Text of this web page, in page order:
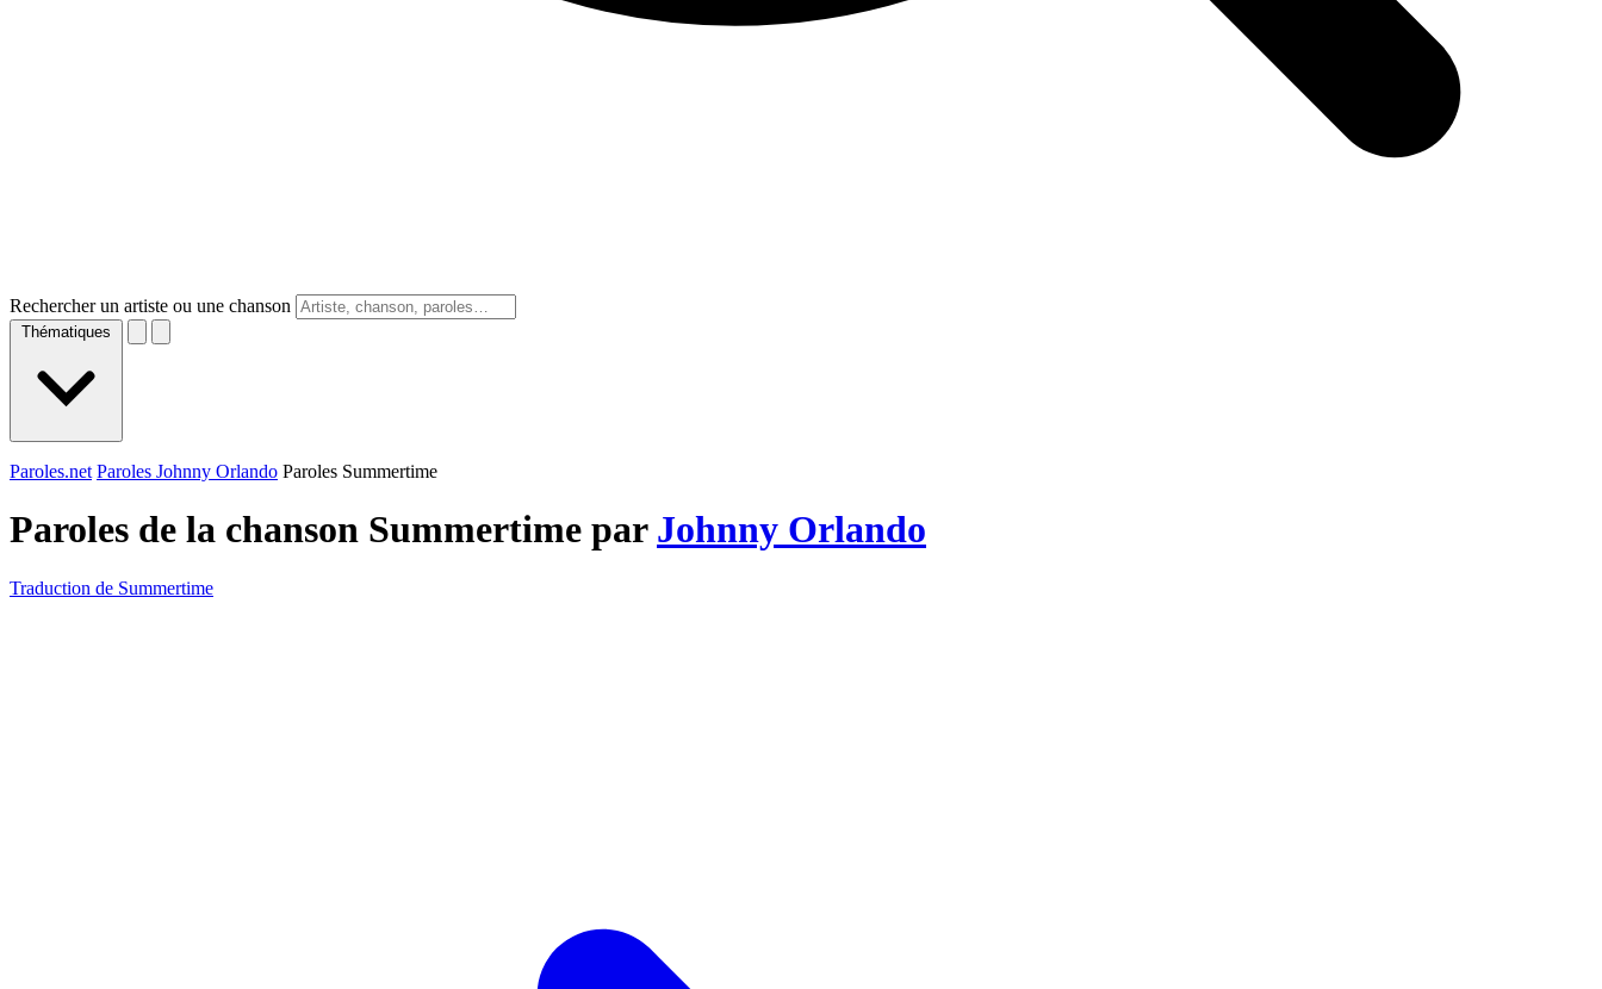
Rechercher un artiste ou une chanson
Thématiques
Paroles.net Paroles Johnny Orlando Paroles Summertime
Paroles de la chanson Summertime par Johnny Orlando
Traduction de Summertime